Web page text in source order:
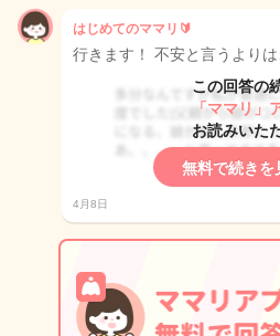
はじめてのママリ🔰
行きます！ 不安と言うよりは
この回答の
「ママリ」
お読みいた
無料で続きを
4月8日